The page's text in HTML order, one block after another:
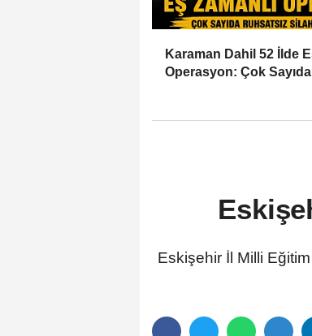
Karaman Dahil 52 İlde
Operasyon: Çok
Eskişehir İl Milli